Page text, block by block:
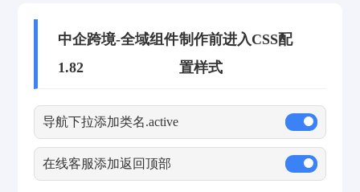
中企跨境-全域组件
1.82
制作前进入CSS配
置样式
导航下拉添加类名.active
在线客服添加返回顶部